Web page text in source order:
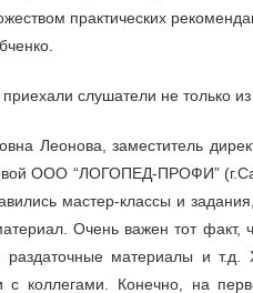
практических
слушатели не только
Леонова, заместитель
ООО “ЛОГОПЕД-ПРОФИ”
мастер-классы и
Очень важен тот
раздаточные материалы и
с коллегами. Конечно, на